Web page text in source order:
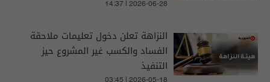
14:37 | 2026-06-28
النزاهة تعلن دخول تعليمات ملاحقة
الفساد والكسب غير المشروع حيز
التنفيذ
03:45 | 2026-05-18